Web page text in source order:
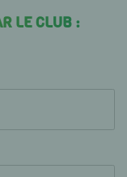
LE CLUB :